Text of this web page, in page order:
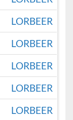
LORBEER
LORBEER
LORBEER
LORBEER
LORBEER